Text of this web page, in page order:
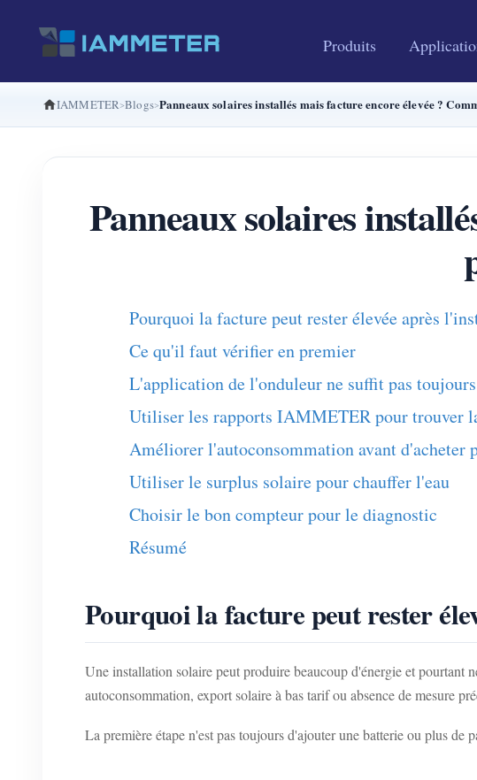
Produits
IAMMETER Blogs Panneaux solaires installés mais facture encore élevée ?
Panneaux solaires
Pourquoi la facture peut rester élevée après
Ce qu'il faut vérifier en premier
L'application de l'onduleur ne suffit pas toujours
Utiliser les rapports IAMMETER pour trouver
Améliorer l'autoconsommation avant d'acheter
Utiliser le surplus solaire pour chauffer l'eau
Choisir le bon compteur pour le diagnostic
Résumé
Pourquoi la facture peut rester
Une installation solaire peut produire beaucoup d'énergie et pourtant
autoconsommation, export solaire à bas tarif ou absence de mesure
La première étape n'est pas toujours d'ajouter une batterie ou plus de